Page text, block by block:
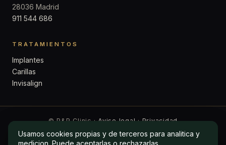
28036 Madrid
911 544 686
TRATAMIENTOS
Implantes
Carillas
Invisalign
© P&P Clinic ·Aviso legal·Privacidad
Usamos cookies propias y de terceros para analitica y
medicion. Puede aceptarlas o rechazarlas.
Usamos cookies propias y de terceros para analitica y
medicion. Puede aceptarlas o rechazarlas.